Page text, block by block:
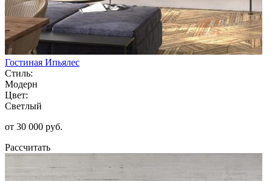
Гостиная Ипьялес
Стиль:
Модерн
Цвет:
Светлый
от 30 000 руб.
Рассчитать